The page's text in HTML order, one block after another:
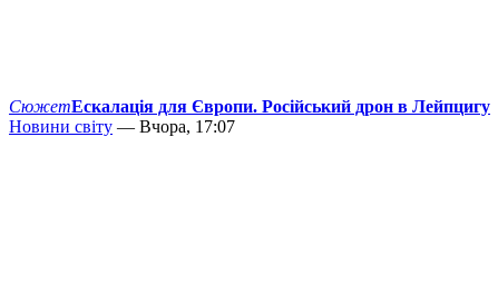
СюжетЕскалація для Європи. Російський дрон в Лейпцигу
Новини світу — Вчора, 17:07